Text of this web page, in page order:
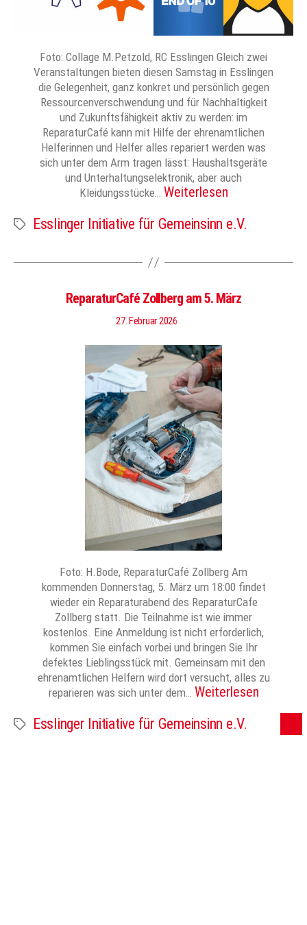
Foto: Collage M.Petzold, RC Esslingen Gleich zwei
Veranstaltungen bieten diesen Samstag in Esslingen
die Gelegenheit, ganz konkret und persönlich gegen
Ressourcenverschwendung und für Nachhaltigkeit
und Zukunftsfähigkeit aktiv zu werden: im
ReparaturCafé kann mit Hilfe der ehrenamtlichen
Helferinnen und Helfer alles repariert werden was
sich unter dem Arm tragen lässt: Haushaltsgeräte
und Unterhaltungselektronik, aber auch
Kleidungsstücke… Weiterlesen
Schlagwörter
Esslinger Initiative für Gemeinsinn e.V.
ReparaturCafé Zollberg am 5. März
27. Februar 2026
Foto: H.Bode, ReparaturCafé Zollberg Am
kommenden Donnerstag, 5. März um 18:00 findet
wieder ein Reparaturabend des ReparaturCafe
Zollberg statt. Die Teilnahme ist wie immer
kostenlos. Eine Anmeldung ist nicht erforderlich,
kommen Sie einfach vorbei und bringen Sie Ihr
defektes Lieblingsstück mit. Gemeinsam mit den
ehrenamtlichen Helfern wird dort versucht, alles zu
reparieren was sich unter dem… Weiterlesen
Schlagwörter
Esslinger Initiative für Gemeinsinn e.V.